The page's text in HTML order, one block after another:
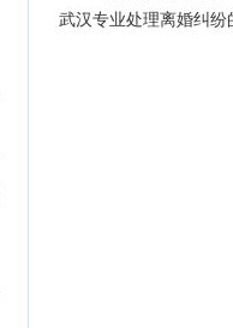
武汉专业处理离婚纠纷